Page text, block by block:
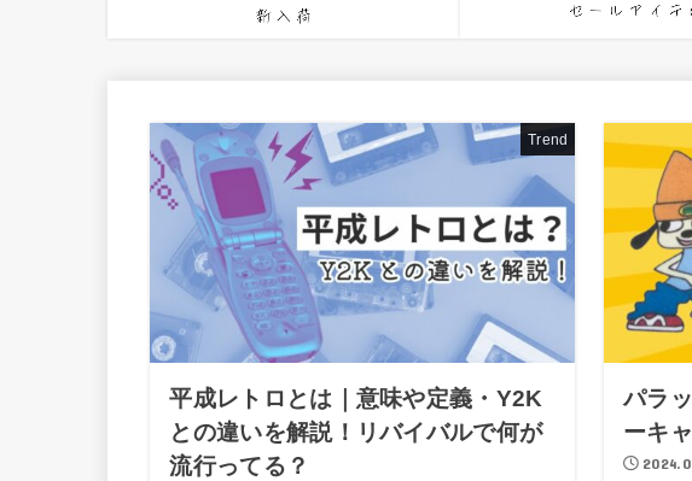
Trend
平成レトロとは｜意味や定義・Y2K
との違いを解説！リバイバルで何が
流行ってる？
パラ
ーキ